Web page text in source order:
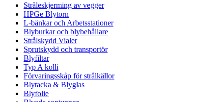
Stråleskjerming av vegger
HPGe Blytorn
L-bänkar och Arbetsstationer
Blyburkar och blybehållare
Strålskydd Vialer
Sprutskydd och transportör
Blyfiltar
Typ A kolli
Förvaringsskåp för strålkällor
Blytacka & Blyglas
Blyfolie